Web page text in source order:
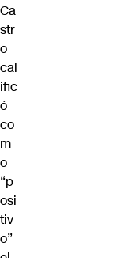
Ca
str
o
cal
ific
ó
co
m
o
“p
osi
tiv
o”